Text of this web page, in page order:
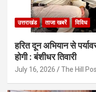
उत्तराखंड ताजा खबरें विविध
हरित दून अभियान से
होगी : बंशीधर तिवारी
July 16, 2026 The Hill